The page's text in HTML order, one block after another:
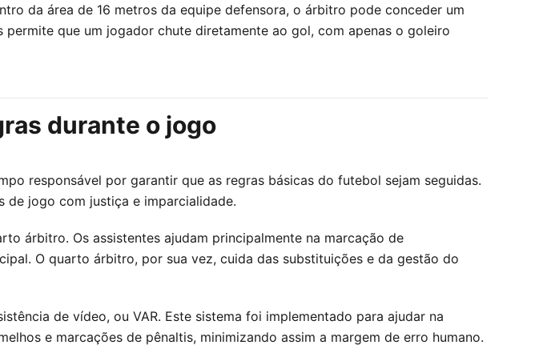
da área de 16 metros da equipe defensora, o árbitro pode conceder um
que um jogador chute diretamente ao gol, com apenas o goleiro
durante o jogo
responsável por garantir que as regras básicas do futebol sejam seguidas.
de jogo com justiça e imparcialidade.
árbitro. Os assistentes ajudam principalmente na marcação de
O quarto árbitro, por sua vez, cuida das substituições e da gestão do
de vídeo, ou VAR. Este sistema foi implementado para ajudar na
e marcações de pênaltis, minimizando assim a margem de erro humano.